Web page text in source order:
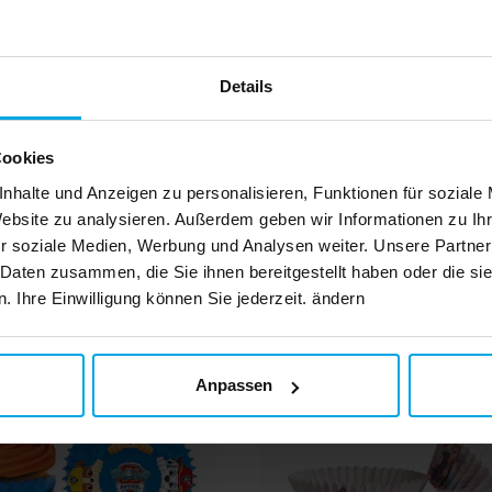
Details
und Anzeigen zu personalisieren, Funktionen für soziale
zu analysieren. Außerdem geben wir Informationen zu
soziale Medien, Werbung und Analysen weiter. Unsere
zusammen, die Sie ihnen bereitgestellt haben oder die
Ihre Einwilligung können Sie jederzeit. ändern
Anpassen
Kunden